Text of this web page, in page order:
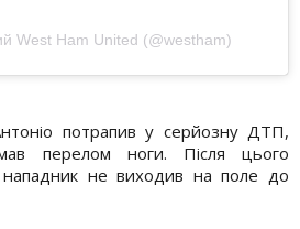
West Ham United (@westham)
потрапив у серйозну ДТП,
перелом ноги. Після цього
нападник не виходив на поле до